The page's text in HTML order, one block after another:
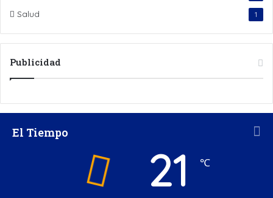
Salud 1
Publicidad
El Tiempo
21 ℃